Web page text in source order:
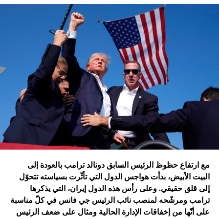
تقُم بمثله غارات التحالف الدولي؟ أم هي تدمير الطائرات
الإسرائيلية للمرّة الأولى مستودعاً لصواريخ الحزب في عمق
الجنوب في عدلون في قضاء الزهراني؟
ترامب الذي أكّد أنّه سينهي الحروب
التي اندلعت في عهد بايدن، قد
يضغط على إسرائيل لوقف الحرب
في غزة
إدارة بايدن ونهاية منظومة.. وانتقام نتنياهو
فتح باباً كبيراً على تحوّلات جذرية في السياسة الأميركية وتعاطي
إسرائيل معها، أبرزها:
مع ارتفاع حظوظ الرئيس السابق دونالد ترامب بالعودة إلى
البيت الأبيض، بدأت هواجس الدول التي تأثّرت بسياسته تتحوّل
إلى قلق حقيقي. وعلى رأس هذه الدول إيران، التي يذكرها
ترامب ومرشّحه لمنصب نائب الرئيس جي فانس في كلّ مناسبة
على أنّها من إخفاقات الإدارة الحالية ومثال على ضعف الرئيس